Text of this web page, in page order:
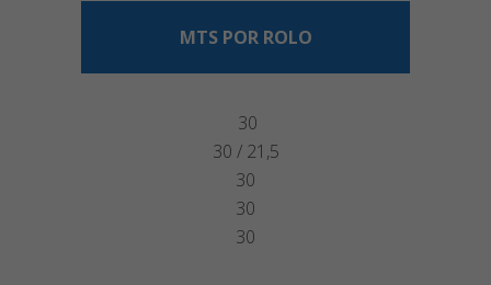
MTS POR ROLO
30
30 / 21,5
30
30
30